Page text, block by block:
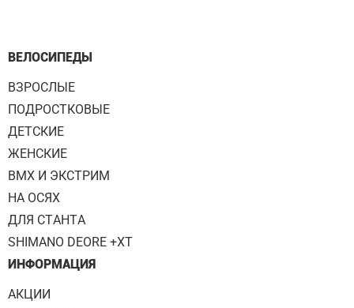
ВЕЛОСИПЕДЫ
ВЗРОСЛЫЕ
ПОДРОСТКОВЫЕ
ДЕТСКИЕ
ЖЕНСКИЕ
BMX И ЭКСТРИМ
НА ОСЯХ
ДЛЯ СТАНТА
SHIMANO DEORE +XT
ИНФОРМАЦИЯ
АКЦИИ